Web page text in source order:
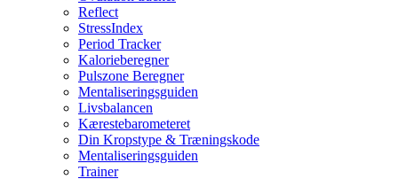
Reflect
StressIndex
Period Tracker
Kalorieberegner
Pulszone Beregner
Mentaliseringsguiden
Livsbalancen
Kærestebarometeret
Din Kropstype & Træningskode
Mentaliseringsguiden
Trainer